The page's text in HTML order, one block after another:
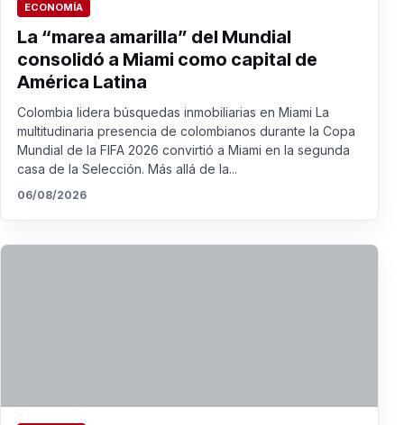
ECONOMÍA
La “marea amarilla” del Mundial
consolidó a Miami como capital de
América Latina
Colombia lidera búsquedas inmobiliarias en Miami La
multitudinaria presencia de colombianos durante la Copa
Mundial de la FIFA 2026 convirtió a Miami en la segunda
casa de la Selección. Más allá de la...
06/08/2026